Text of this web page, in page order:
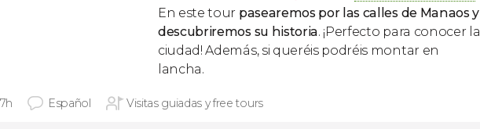
En este tour pasearemos por las calles de Manaos y
descubriremos su historia. ¡Perfecto para conocer la
ciudad! Además, si queréis podréis montar en
lancha.
Español Visitas guiadas y free tours